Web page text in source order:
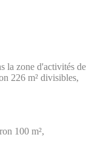
la zone d'activités de
226 m² divisibles,
100 m²,